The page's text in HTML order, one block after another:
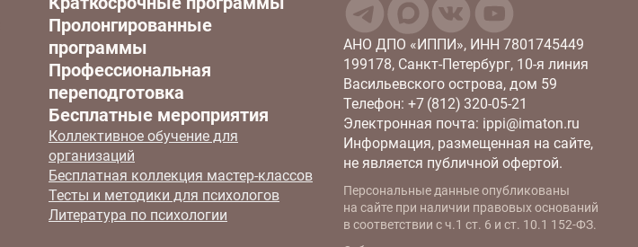
Пролонгированные
программы
Профессиональная
переподготовка
Бесплатные мероприятия
Коллективное обучение для
организаций
Бесплатная коллекция мастер-классов
Тесты и методики для психологов
Литература по психологии
АНО ДПО «ИППИ», ИНН 7801745449
199178, Санкт-Петербург, 10‑я линия
Васильевского острова, дом 59
Телефон: +7 (812) 320‑05‑21
Электронная почта: ippi@imaton.ru
Информация, размещенная на сайте,
не является публичной офертой.
Персональные данные опубликованы
на сайте при наличии правовых оснований
в соответствии с ч.1 ст. 6 и ст. 10.1 152-ФЗ.